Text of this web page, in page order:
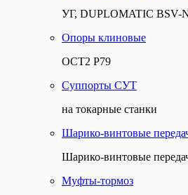
УГ, DUPLOMATIC BSV-
Опоры клиновые
ОСТ2 Р79
Суппорты СУТ
на токарные станки
Шарико-винтовые
Шарико-винтовые
Муфты-тормоз